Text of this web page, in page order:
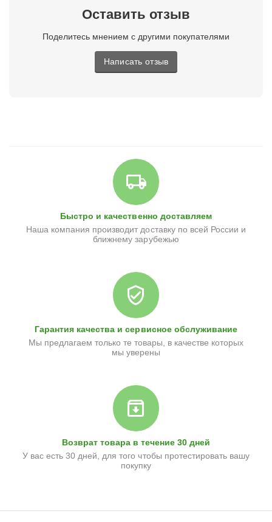
Оставить отзыв
Поделитесь мнением с другими покупателями
Написать отзыв
Быстро и качественно доставляем
Наша компания производит доставку по всей России и
ближнему зарубежью
Гарантия качества и сервисное обслуживание
Мы предлагаем только те товары, в качестве которых
мы уверены
Возврат товара в течение 30 дней
У вас есть 30 дней, для того чтобы протестировать вашу
покупку